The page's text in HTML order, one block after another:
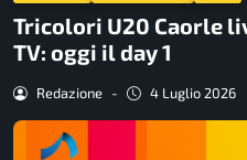
Tricolori U20 Caorle
TV: oggi il day 1
Redazione - 4 Luglio 2026